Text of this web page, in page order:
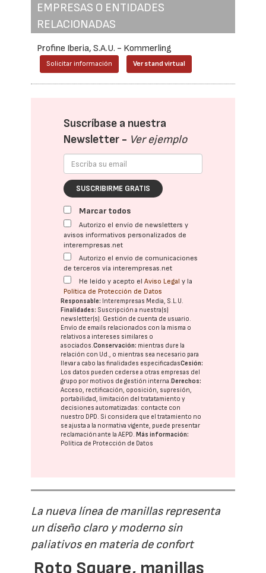
EMPRESAS O ENTIDADES
RELACIONADAS
Profine Iberia, S.A.U. - Kommerling
Solicitar información Ver stand virtual
Suscríbase a nuestra
Newsletter - Ver ejemplo
SUSCRIBIRME GRATIS
Marcar todos
Autorizo el envío de newsletters y
avisos informativos personalizados de
interempresas.net
Autorizo el envío de comunicaciones
de terceros vía interempresas.net
He leído y acepto elAviso Legal y la
Política de Protección de Datos
Responsable: Interempresas Media, S.L.U.
Finalidades: Suscripción a nuestra(s)
newsletter(s). Gestión de cuenta de usuario.
Envío de emails relacionados con la misma o
relativos a intereses similares o
asociados.Conservación: mientras dure la
relación con Ud., o mientras sea necesario para
llevar a cabo las finalidades especificadasCesión:
Los datos pueden cederse a otras empresas del
grupo por motivos de gestión interna. Derechos:
Acceso, rectificación, oposición, supresión,
portabilidad, limitación del tratatamiento y
decisiones automatizadas: contacte con
nuestro DPD. Si considera que el tratamiento no
se ajusta a la normativa vigente, puede presentar
reclamación ante laAEPD. Más información:
Política de Protección de Datos
La nueva línea de manillas representa
un diseño claro y moderno sin
paliativos en materia de confort
Roto Square, manillas